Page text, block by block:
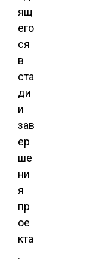
ящ
его
ся
в
ста
ди
и
зав
ер
ше
ни
я
пр
ое
кта
.